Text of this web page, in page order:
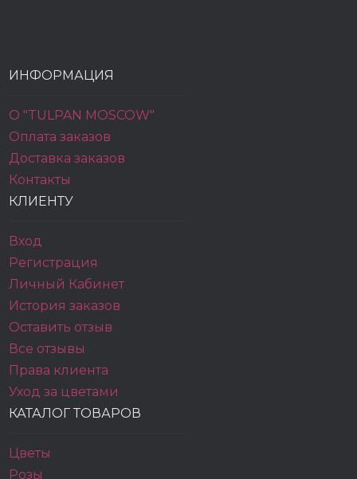
ИНФОРМАЦИЯ
О "TULPAN MOSCOW"
Оплата заказов
Доставка заказов
Контакты
КЛИЕНТУ
Вход
Регистрация
Личный Кабинет
История заказов
Оставить отзыв
Все отзывы
Права клиента
Уход за цветами
КАТАЛОГ ТОВАРОВ
Цветы
Розы